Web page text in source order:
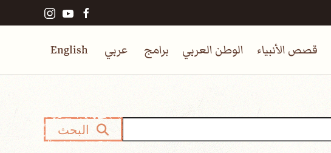
قصص الأنبياء الوطن العربي برامج عربي English
البحث